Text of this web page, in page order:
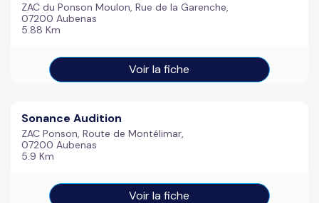
ZAC du Ponson Moulon, Rue de la Garenche,
07200 Aubenas
5.88 Km
Voir la fiche
Sonance Audition
ZAC Ponson, Route de Montélimar,
07200 Aubenas
5.9 Km
Voir la fiche